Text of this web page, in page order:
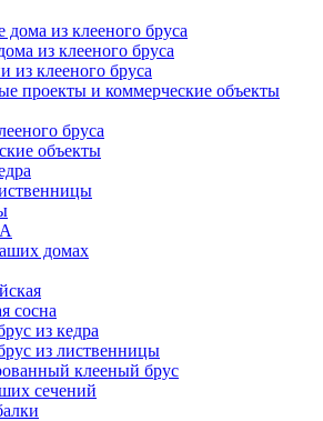
дома из клееного бруса
из клееного бруса
из клееного бруса
проекты и коммерческие объекты
бруса
объекты
домах
сосна
из кедра
из лиственницы
клееный брус
сечений